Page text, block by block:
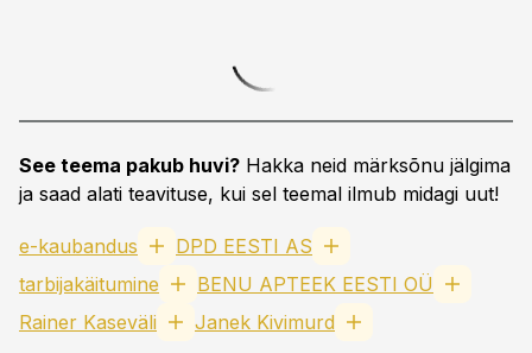
See teema pakub huvi? Hakka neid märksõnu jälgima
ja saad alati teavituse, kui sel teemal ilmub midagi uut!
e-kaubandus
DPD EESTI AS
tarbijakäitumine
BENU APTEEK EESTI OÜ
Rainer Kaseväli
Janek Kivimurd